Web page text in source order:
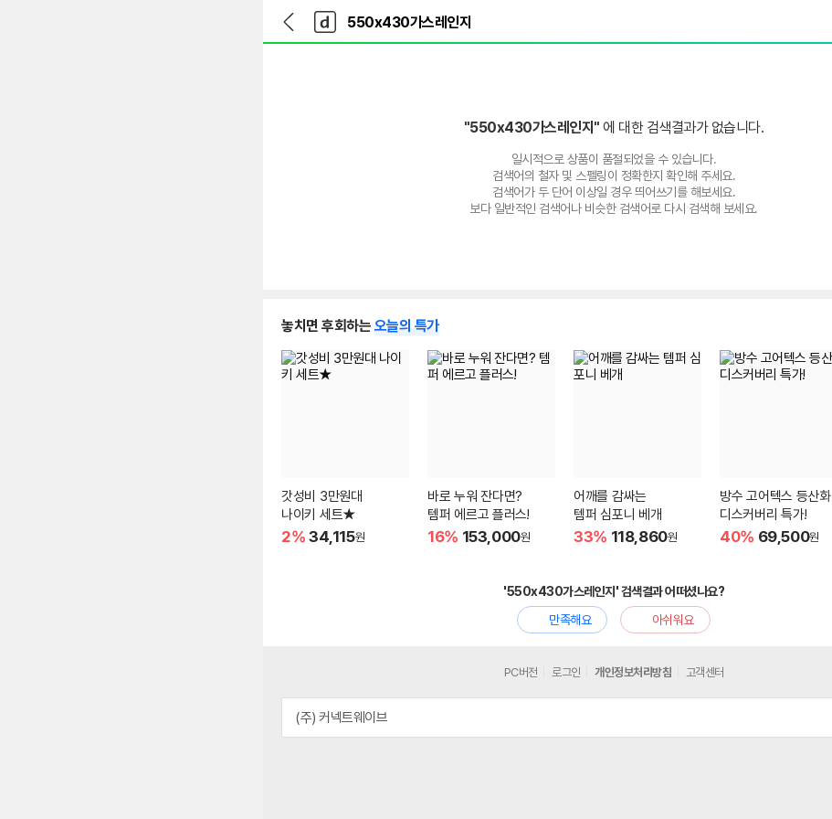
다
나
와
가
다
와
"550x430가스레인지"에 대한 검색결과가 없습니다.
일시적으로 상품이 품절되었을 수 있습니다.
검색어의 철자 및 스펠링이 정확한지 확인해 주세요.
검색어가 두 단어 이상일 경우 띄어쓰기를 해보세요.
보다 일반적인 검색어나 비슷한 검색어로 다시 검색해 보세요.
놓치면 후회하는 오늘의 특가
갓성비 3만원대
나이키 세트★
2% 34,115원
바로 누워 잔다면?
템퍼 에르고 플러스!
16% 153,000원
어깨를 감싸는
템퍼 심포니 베개
33% 118,860원
방수 고어텍스 등산화
디스커버리 특가!
40% 69,500원
'550x430가스레인지' 검색결과 어떠셨나요?
만족해요
아쉬워요
PC버전 로그인 개인정보처리방침 고객센터
(주) 커넥트웨이브